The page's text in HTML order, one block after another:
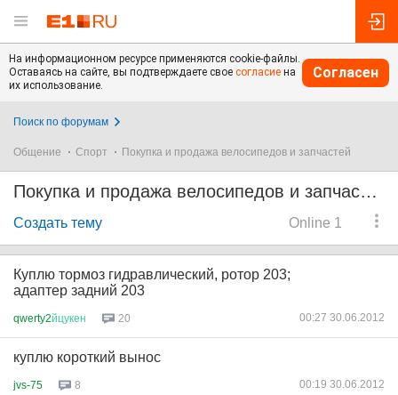
На информационном ресурсе применяются cookie-файлы.
Оставаясь на сайте, вы подтверждаете свое согласие на
их использование.
Согласен
Поиск по форумам
Общение Спорт Покупка и продажа велосипедов и запчастей
Покупка и продажа велосипедов и запчастей
Online 1
Создать тему
Куплю тормоз гидравлический, ротор 203;
адаптер задний 203
qwerty2йцукен 20 00:27 30.06.2012
куплю короткий вынос
jvs-75 8 00:19 30.06.2012